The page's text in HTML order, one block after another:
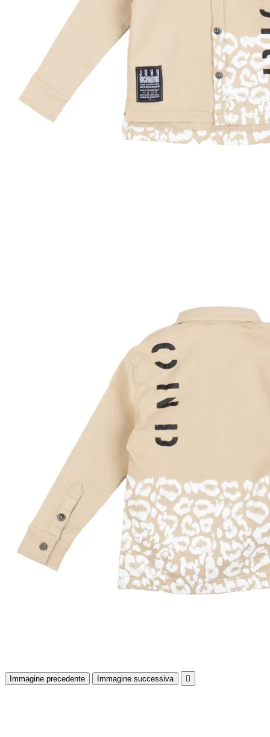
Immagine precedente Immagine successiva 